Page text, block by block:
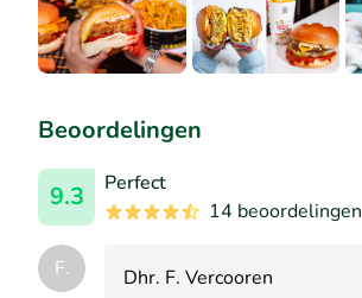
Beoordelingen
9.3
Perfect
14 beoordelingen
F.
Dhr. F. Vercooren